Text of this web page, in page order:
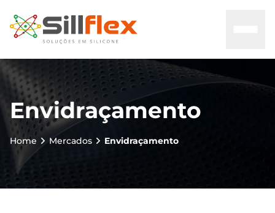
Home
Envidraçamento
Home Mercados Envidraçamento